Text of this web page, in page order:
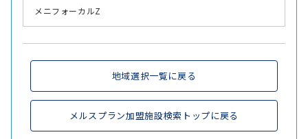
メニフォーカルZ
地域選択一覧に戻る
メルスプラン加盟施設検索トップに戻る